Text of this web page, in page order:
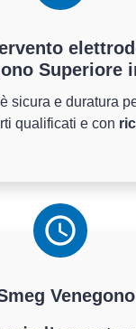
Superiore
sicura e duratura
qualificati e con